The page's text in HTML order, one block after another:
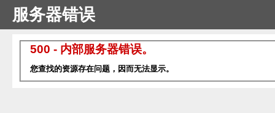
服务器错误
500 - 内部服务器错误。
您查找的资源存在问题，因而无法显示。